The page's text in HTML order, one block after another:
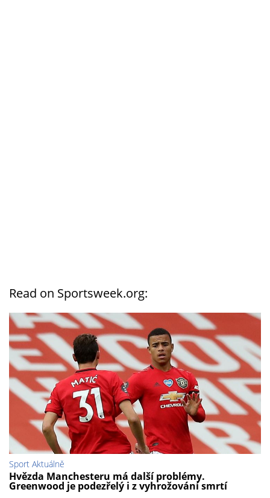
Read on Sportsweek.org:
Sport Aktuálně
Hvězda Manchesteru má další problémy.
Greenwood je podezřelý i z vyhrožování smrtí